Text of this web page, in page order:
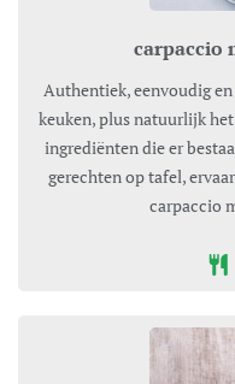
carpaccio
Authentiek, eenvoudig en vol passie. Dat typeert de Italiaanse
keuken, plus natuurlijk
ingrediënten die er
gerechten op tafel,
carpaccio